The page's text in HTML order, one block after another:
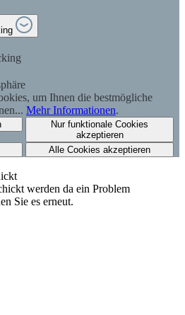
um Ihnen die bestmögliche
Mehr Informationen.
Nur funktionale Cookies
akzeptieren
Alle Cookies akzeptieren
werden da ein Problem
Sie es erneut.